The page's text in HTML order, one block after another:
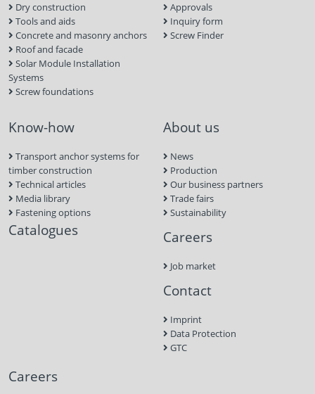
Dry construction
Tools and aids
Concrete and masonry anchors
Roof and facade
Solar Module Installation
Systems
Screw foundations
Approvals
Inquiry form
Screw Finder
Know-how
Transport anchor systems for
timber construction
Technical articles
Media library
Fastening options
Catalogues
About us
News
Production
Our business partners
Trade fairs
Sustainability
Careers
Job market
Contact
Imprint
Data Protection
GTC
Careers